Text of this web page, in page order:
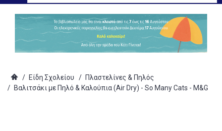
/ Είδη Σχολείου / Πλαστελίνες & Πηλός
/ Βαλιτσάκι με Πηλό & Καλούπια (Air Dry) - So Many Cats - M&G